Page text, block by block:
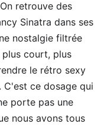
retrouve des
Sinatra dans ses
nostalgie filtrée
court, plus
le rétro sexy
C'est ce dosage qui
porte pas une
nous avons tous